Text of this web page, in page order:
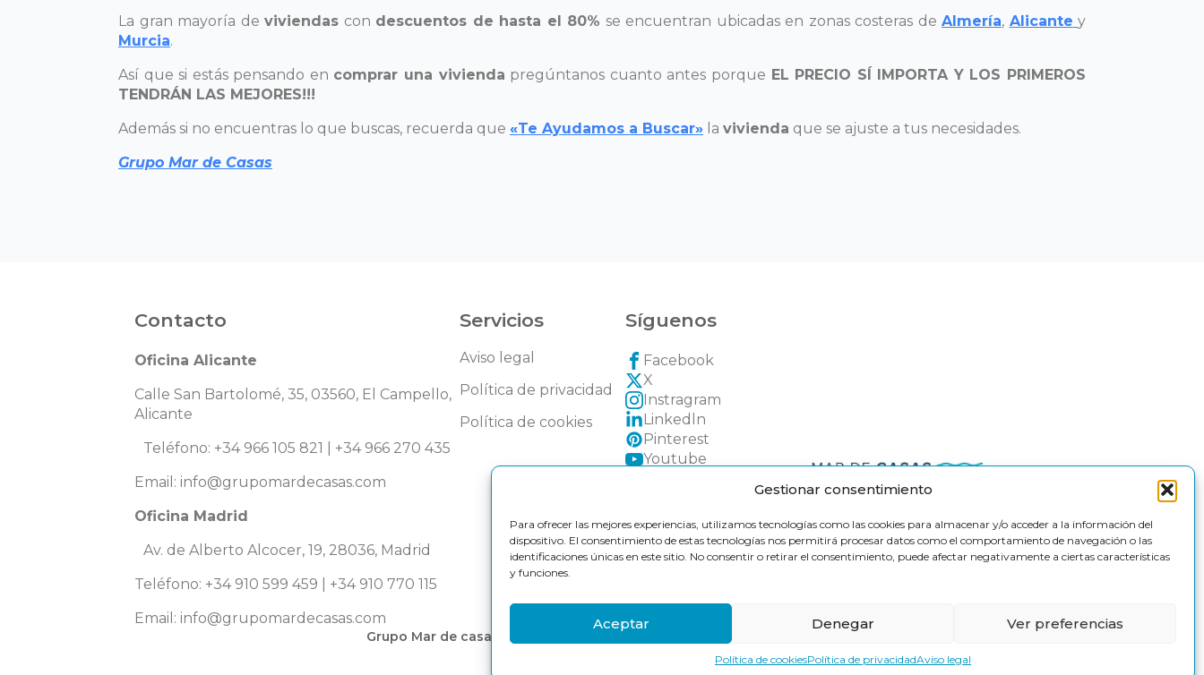
Gestionar consentimiento
Para ofrecer las mejores experiencias, utilizamos tecnologías como las cookies para almacenar y/o acceder a la información del
dispositivo. El consentimiento de estas tecnologías nos permitirá procesar datos como el comportamiento de navegación o las
identificaciones únicas en este sitio. No consentir o retirar el consentimiento, puede afectar negativamente a ciertas características
y funciones.
Aceptar Denegar Ver preferencias
Política de cookiesPolítica de privacidadAviso legal
La gran mayoría de viviendas con descuentos de hasta el 80% se encuentran ubicadas en zonas costeras de Almería, Alicante y
Murcia.
Así que si estás pensando en comprar una vivienda pregúntanos cuanto antes porque EL PRECIO SÍ IMPORTA Y LOS PRIMEROS
TENDRÁN LAS MEJORES!!!
Además si no encuentras lo que buscas, recuerda que «Te Ayudamos a Buscar» la vivienda que se ajuste a tus necesidades.
Grupo Mar de Casas
Contacto
Oficina Alicante
Calle San Bartolomé, 35, 03560, El Campello,
Alicante
Teléfono: +34 966 105 821 | +34 966 270 435
Email: info@grupomardecasas.com
Oficina Madrid
Av. de Alberto Alcocer, 19, 28036, Madrid
Teléfono: +34 910 599 459 | +34 910 770 115
Email: info@grupomardecasas.com
Servicios
Aviso legal
Política de privacidad
Política de cookies
Síguenos
Facebook
X
Instragram
Linkedln
Pinterest
Youtube
Grupo Mar de casas © Copyright 2025. Todos los derechos reservados.